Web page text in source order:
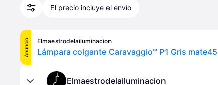
El precio incluye el envío
Anuncio Elmaestrodelailuminacion
Elmaestrodelailuminacion